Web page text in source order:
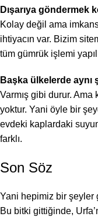
Dışarıya göndermek
Kolay değil ama
ihtiyacın var. Bizim
tüm gümrük işlemi
Başka ülkelerde aynı
Varmış gibi durur. Ama
yoktur. Yani öyle bir
evdeki kaplardaki
farklı.
Son Söz
Yani hepimiz bir şeyler
Bu bitki gittiğinde,